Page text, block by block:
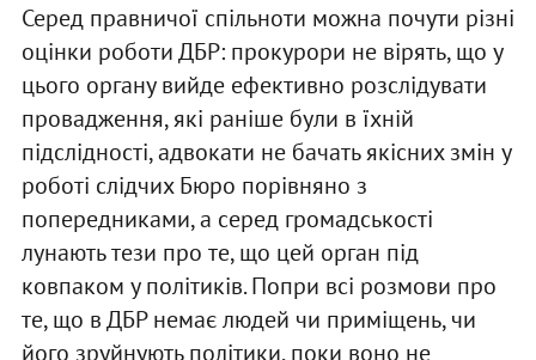
Серед правничої спільноти можна почути різні
оцінки роботи ДБР: прокурори не вірять, що у
цього органу вийде ефективно розслідувати
провадження, які раніше були в їхній
підслідності, адвокати не бачать якісних змін у
роботі слідчих Бюро порівняно з
попередниками, а серед громадськості
лунають тези про те, що цей орган під
ковпаком у політиків. Попри всі розмови про
те, що в ДБР немає людей чи приміщень, чи
його зруйнують політики, поки воно не